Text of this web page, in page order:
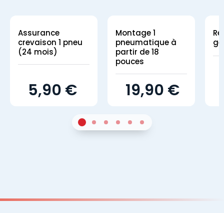
Assurance
crevaison 1 pneu
(24 mois)
5,90 €
Montage 1
pneumatique à
partir de 18
pouces
19,90 €
Sur 42Sur 43Sur 44Sur 45Sur 46Sur 4